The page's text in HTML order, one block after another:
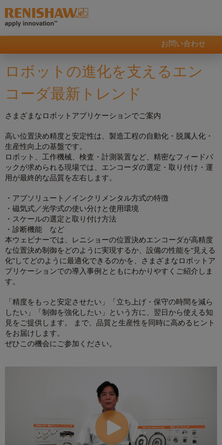
お問い合わせ
ロボットの進化を支えるエン
コーダ最新トレンド
さまざまなロボットアプリケーションでご案内
高い位置決め精度と安定性は、製造工程の自動化・脱属人化・
生産性向上の基盤です。
ロボット、工作機械、検査・計測装置など、精密なフィードバ
ックが求められる現場では、エンコーダの選定・取り付け・運
用が最終的な品質を左右します。
・アブソリュート／インクリメンタル方式の特徴
・磁気式／光学式の使い分けと使用環境
・スケールの選定と取り付け方法
・診断機能 など
本ウェビナーでは、レニショーの位置決めエンコーダが高精度
な位置決め制御をどのように実現するか、設備の性能を“見える
化”してどのように最適化できるのかを、さまざまなロボットア
プリケーションでの導入事例とともにわかりやすくご紹介しま
す。
「精度をもっと安定させたい」「立ち上げ・保守の時間を減ら
したい」「制御を強化したい」という方に、翌日から使える知
見をご提供します。 まで、品質と生産性を同時に高めるヒント
をお届けします。
ぜひこの機会にご参加ください。